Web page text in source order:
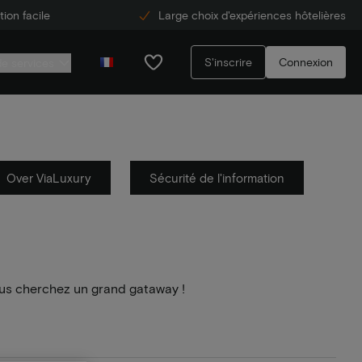
facile Large choix d'expériences hôtelières
S'inscrire Connexion
Over ViaLuxury Sécurité de l'information
cherchez un grand gataway !